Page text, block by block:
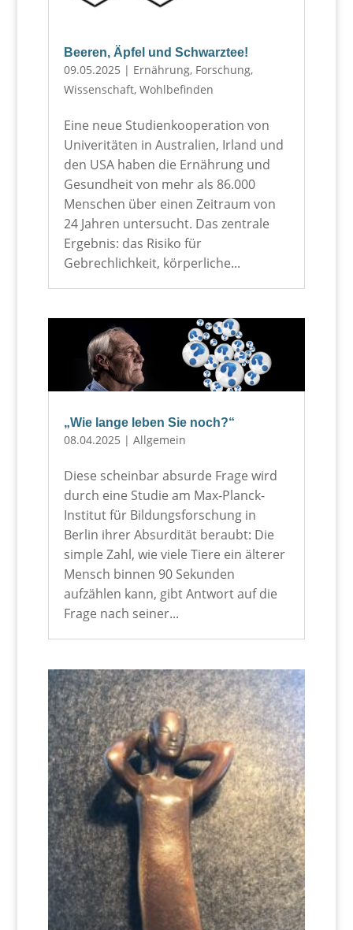
Beeren, Äpfel und Schwarztee!
09.05.2025 | Ernährung, Forschung,
Wissenschaft, Wohlbefinden
Eine neue Studienkooperation von
Univeritäten in Australien, Irland und
den USA haben die Ernährung und
Gesundheit von mehr als 86.000
Menschen über einen Zeitraum von
24 Jahren untersucht. Das zentrale
Ergebnis: das Risiko für
Gebrechlichkeit, körperliche...
„Wie lange leben Sie noch?“
08.04.2025 | Allgemein
Diese scheinbar absurde Frage wird
durch eine Studie am Max-Planck-
Institut für Bildungsforschung in
Berlin ihrer Absurdität beraubt: Die
simple Zahl, wie viele Tiere ein älterer
Mensch binnen 90 Sekunden
aufzählen kann, gibt Antwort auf die
Frage nach seiner...